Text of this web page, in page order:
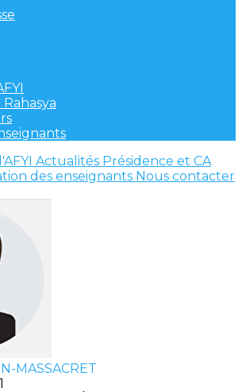
Actualités Présidence et CA
des enseignants Nous contacter
MASSACRET